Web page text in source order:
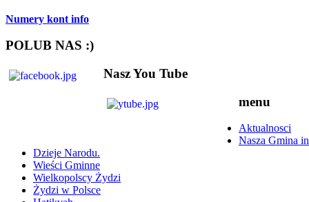
Numery kont info
POLUB NAS :)
Nasz You Tube
menu
Aktualnosci
Nasza Gmina
Dzieje Narodu.
Wieści Gminne
Wielkopolscy Żydzi
Żydzi w Polsce